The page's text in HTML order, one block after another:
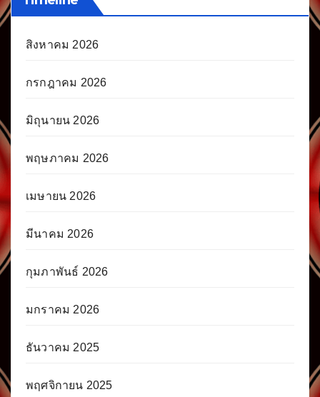
สิงหาคม 2026
กรกฎาคม 2026
มิถุนายน 2026
พฤษภาคม 2026
เมษายน 2026
มีนาคม 2026
กุมภาพันธ์ 2026
มกราคม 2026
ธันวาคม 2025
พฤศจิกายน 2025